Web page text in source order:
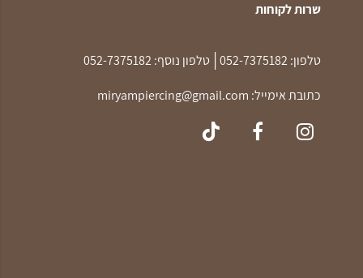
שרות לקוחות
טלפון:052-7375182
| טלפון נוסף:052-7375182
כתובת אימייל: miryampiercing@gmail.com